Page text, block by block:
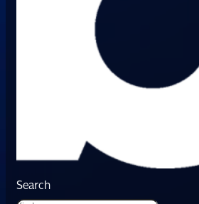
Search